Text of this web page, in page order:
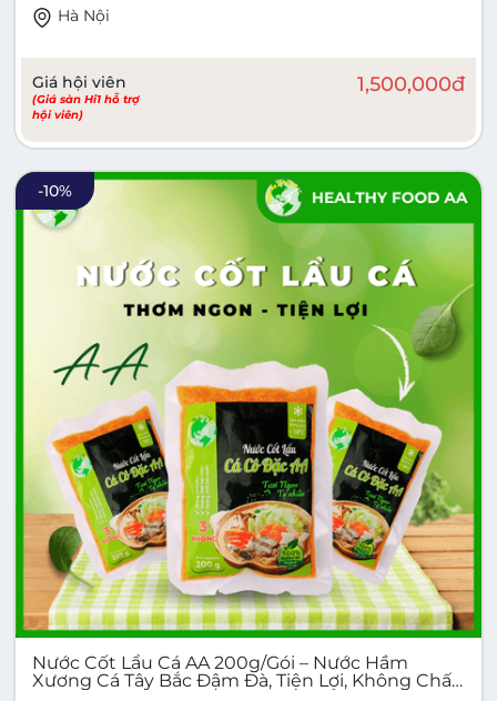
Hà Nội
Giá hội viên
(Giá sàn Hi1 hỗ trợ
hội viên)
1,500,000đ
-10%
Nước Cốt Lẩu Cá AA 200g/Gói – Nước Hầm
Xương Cá Tây Bắc Đậm Đà, Tiện Lợi, Không Chất